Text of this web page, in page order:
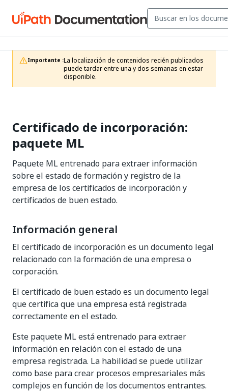
Importante :La localización de contenidos recién publicados
puede tardar entre una y dos semanas en estar
disponible.
Certificado de incorporación:
paquete ML
Paquete ML entrenado para extraer información
sobre el estado de formación y registro de la
empresa de los certificados de incorporación y
certificados de buen estado.
Información general
El certificado de incorporación es un documento legal
relacionado con la formación de una empresa o
corporación.
El certificado de buen estado es un documento legal
que certifica que una empresa está registrada
correctamente en el estado.
Este paquete ML está entrenado para extraer
información en relación con el estado de una
empresa registrada. La habilidad se puede utilizar
como base para crear procesos empresariales más
complejos en función de los documentos entrantes.